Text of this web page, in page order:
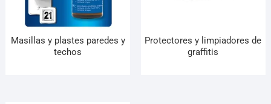
Masillas y plastes paredes y
techos
Protectores y limpiadores de
graffitis